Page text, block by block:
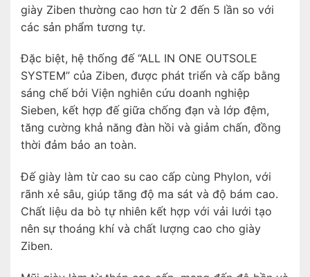
giày Ziben thường cao hơn từ 2 đến 5 lần so với
các sản phẩm tương tự.
Đặc biệt, hệ thống đế “ALL IN ONE OUTSOLE
SYSTEM” của Ziben, được phát triển và cấp bằng
sáng chế bởi Viện nghiên cứu doanh nghiệp
Sieben, kết hợp đế giữa chống đạn và lớp đệm,
tăng cường khả năng đàn hồi và giảm chấn, đồng
thời đảm bảo an toàn.
Đế giày làm từ cao su cao cấp cùng Phylon, với
rãnh xẻ sâu, giúp tăng độ ma sát và độ bám cao.
Chất liệu da bò tự nhiên kết hợp với vải lưới tạo
nên sự thoáng khí và chất lượng cao cho giày
Ziben.